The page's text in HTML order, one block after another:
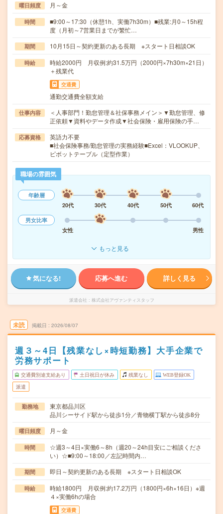
曜日頻度 月～金
時間
■9:00～17:30（休憩1h、実働7h30m）■残業:月0～15h程
度（月初～7営業日までが繁忙…
期間 10月15日～契約更新のある長期 ※スタート日相談OK
時給
時給2000円 月収例:約31.5万円（2000円×7h30m×21日）
＋残業代
交通費
通勤交通費全額支給
仕事内容
＜人事部門！勤怠管理＆社保事務メイン＞▼勤怠管理、修
正依頼▼資料やデータ作成▼社会保険・雇用保険の手…
応募資格
英語力不要
■社会保険事務/勤怠管理の実務経験■Excel：VLOOKUP、
ピボットテーブル（定型作業）
職場の雰囲気
年齢層
20代
30代 40代 50代
60代
男女比率
女性
男性
もっと見る
気になる! 応募へ進む 詳しく見る
派遣会社 株式会社アヴァンティスタッフ
未読 掲載日 2026/08/07
週３～4日【残業なし×時短勤務】大手企業で
労務サポート
交通費別途支給あり 土日祝日が休み 残業なし WEB登録OK
派遣
勤務地
東京都品川区
品川シーサイド駅から徒歩1分／青物横丁駅から徒歩8分
曜日頻度 月～金
時間
☆週3～4日×実働6～8h（週20～24h目安にご相談くださ
い）☆■9:00～18:00／左記時間内…
期間 即日～契約更新のある長期 ※スタート日相談OK
時給
時給1800円 月収例:約17.2万円（1800円×6h×16日）※週
４×実働6hの場合
交通費